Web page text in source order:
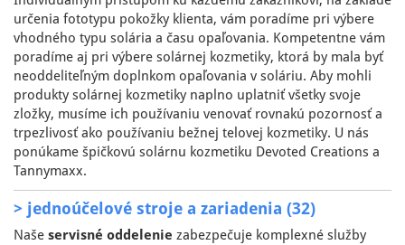
určenia fototypu pokožky klienta, vám poradíme pri výbere
vhodného typu solária a času opaľovania. Kompetentne vám
poradíme aj pri výbere solárnej kozmetiky, ktorá by mala byť
neoddeliteľným doplnkom opaľovania v soláriu. Aby mohli
produkty solárnej kozmetiky naplno uplatniť všetky svoje
zložky, musíme ich používaniu venovať rovnakú pozornosť a
trpezlivosť ako používaniu bežnej telovej kozmetiky. U nás
ponúkame špičkovú solárnu kozmetiku Devoted Creations a
Tannymaxx.
> jednoúčelové stroje a zariadenia (32)
Naše servisné oddelenie zabezpečuje komplexné služby